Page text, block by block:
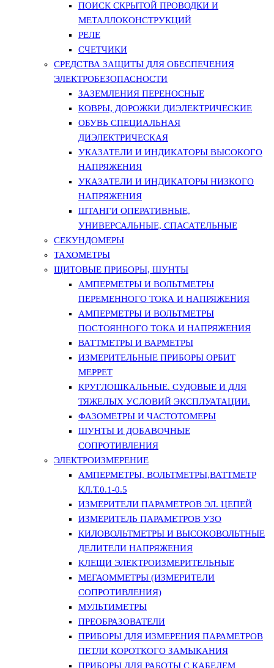
ПОИСК СКРЫТОЙ ПРОВОДКИ И
МЕТАЛЛОКОНСТРУКЦИЙ
РЕЛЕ
СЧЕТЧИКИ
СРЕДСТВА ЗАЩИТЫ ДЛЯ ОБЕСПЕЧЕНИЯ
ЭЛЕКТРОБЕЗОПАСНОСТИ
ЗАЗЕМЛЕНИЯ ПЕРЕНОСНЫЕ
КОВРЫ, ДОРОЖКИ ДИЭЛЕКТРИЧЕСКИЕ
ОБУВЬ СПЕЦИАЛЬНАЯ
ДИЭЛЕКТРИЧЕСКАЯ
УКАЗАТЕЛИ И ИНДИКАТОРЫ ВЫСОКОГО
НАПРЯЖЕНИЯ
УКАЗАТЕЛИ И ИНДИКАТОРЫ НИЗКОГО
НАПРЯЖЕНИЯ
ШТАНГИ ОПЕРАТИВНЫЕ,
УНИВЕРСАЛЬНЫЕ, СПАСАТЕЛЬНЫЕ
СЕКУНДОМЕРЫ
ТАХОМЕТРЫ
ЩИТОВЫЕ ПРИБОРЫ, ШУНТЫ
АМПЕРМЕТРЫ И ВОЛЬТМЕТРЫ
ПЕРЕМЕННОГО ТОКА И НАПРЯЖЕНИЯ
АМПЕРМЕТРЫ И ВОЛЬТМЕТРЫ
ПОСТОЯННОГО ТОКА И НАПРЯЖЕНИЯ
ВАТТМЕТРЫ И ВАРМЕТРЫ
ИЗМЕРИТЕЛЬНЫЕ ПРИБОРЫ ОРБИТ
МЕРРЕТ
КРУГЛОШКАЛЬНЫЕ. СУДОВЫЕ И ДЛЯ
ТЯЖЕЛЫХ УСЛОВИЙ ЭКСПЛУАТАЦИИ.
ФАЗОМЕТРЫ И ЧАСТОТОМЕРЫ
ШУНТЫ И ДОБАВОЧНЫЕ
СОПРОТИВЛЕНИЯ
ЭЛЕКТРОИЗМЕРЕНИЕ
АМПЕРМЕТРЫ, ВОЛЬТМЕТРЫ,ВАТТМЕТР
КЛ.Т.0.1-0.5
ИЗМЕРИТЕЛИ ПАРАМЕТРОВ ЭЛ. ЦЕПЕЙ
ИЗМЕРИТЕЛЬ ПАРАМЕТРОВ УЗО
КИЛОВОЛЬТМЕТРЫ И ВЫСОКОВОЛЬТНЫЕ
ДЕЛИТЕЛИ НАПРЯЖЕНИЯ
КЛЕЩИ ЭЛЕКТРОИЗМЕРИТЕЛЬНЫЕ
МЕГАОММЕТРЫ (ИЗМЕРИТЕЛИ
СОПРОТИВЛЕНИЯ)
МУЛЬТИМЕТРЫ
ПРЕОБРАЗОВАТЕЛИ
ПРИБОРЫ ДЛЯ ИЗМЕРЕНИЯ ПАРАМЕТРОВ
ПЕТЛИ КОРОТКОГО ЗАМЫКАНИЯ
ПРИБОРЫ ДЛЯ РАБОТЫ С КАБЕЛЕМ